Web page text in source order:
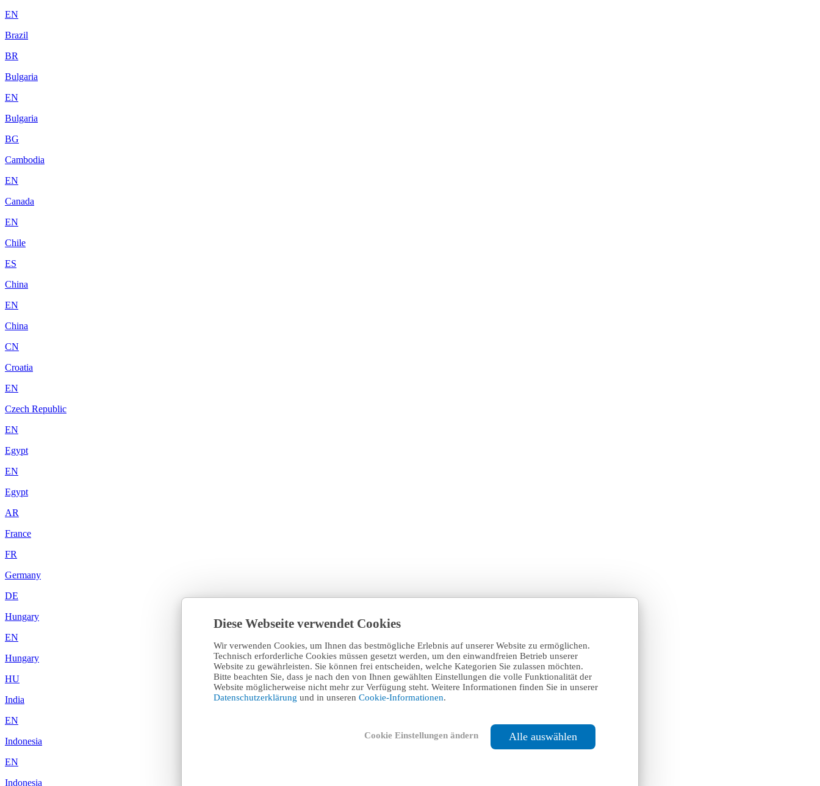
Diese Webseite verwendet Cookies
Wir verwenden Cookies, um Ihnen das bestmögliche Erlebnis auf unserer Website zu ermöglichen.
Technisch erforderliche Cookies müssen gesetzt werden, um den einwandfreien Betrieb unserer
Website zu gewährleisten. Sie können frei entscheiden, welche Kategorien Sie zulassen möchten.
Bitte beachten Sie, dass je nach den von Ihnen gewählten Einstellungen die volle Funktionalität der
Website möglicherweise nicht mehr zur Verfügung steht. Weitere Informationen finden Sie in unserer
Datenschutzerklärung und in unseren Cookie-Informationen.
Cookie Einstellungen ändern Alle auswählen
EN
Brazil
BR
Bulgaria
EN
Bulgaria
BG
Cambodia
EN
Canada
EN
Chile
ES
China
EN
China
CN
Croatia
EN
Czech Republic
EN
Egypt
EN
Egypt
AR
France
FR
Germany
DE
Hungary
EN
Hungary
HU
India
EN
Indonesia
EN
Indonesia